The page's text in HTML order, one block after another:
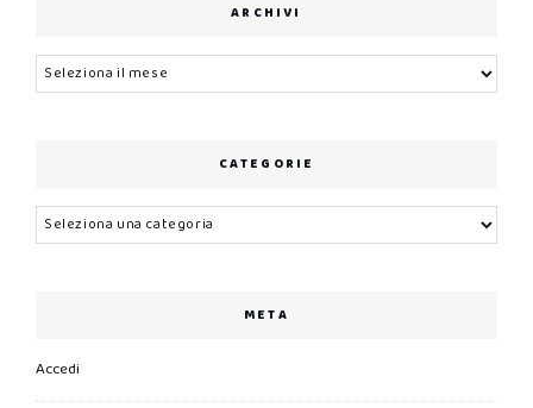
ARCHIVI
Archivi
CATEGORIE
Categorie
META
Accedi